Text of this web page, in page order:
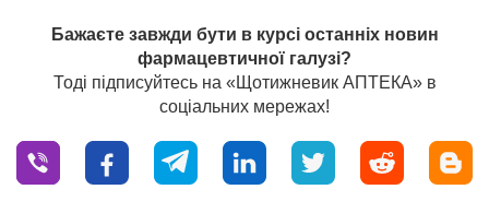
Бажаєте завжди бути в курсі останніх новин
фармацевтичної галузі?
Тоді підписуйтесь на «Щотижневик АПТЕКА» в
соціальних мережах!